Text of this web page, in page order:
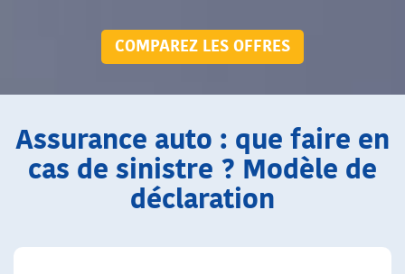
COMPAREZ LES OFFRES
Assurance auto : que faire en
cas de sinistre ? Modèle de
déclaration